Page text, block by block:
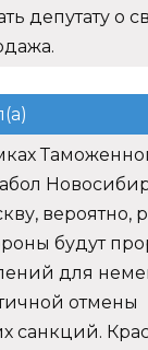
депутату о
вероятно,
будут
для
отмены
санкций.